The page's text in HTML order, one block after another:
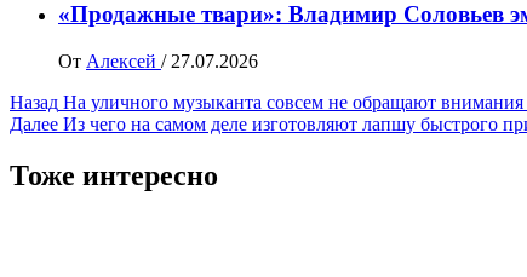
«Продажные твари»: Владимир Соловьев
От Алексей / 27.07.2026
Навигация
записи
Назад На уличного музыканта совсем не обращают
Далее Из чего на самом деле изготовляют лапшу быстрого
Тоже интересно